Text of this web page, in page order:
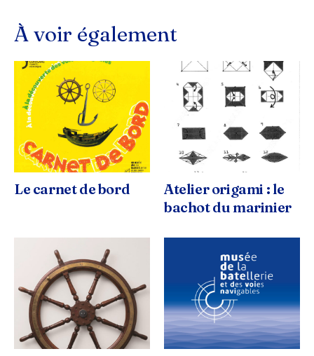
À voir également
Le carnet de bord
Atelier origami : le
bachot du marinier